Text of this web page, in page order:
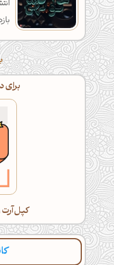
برای
کپل‌آرت